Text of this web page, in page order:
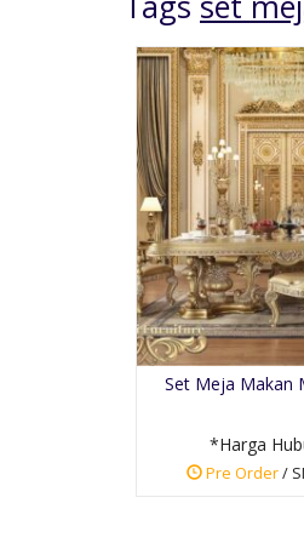
Set Meja Makan
*Harga
Pre Order/
Kursi
Busa
*Harga